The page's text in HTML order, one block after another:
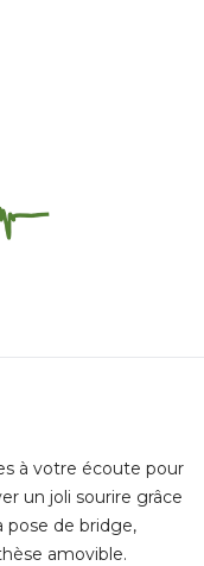
à votre écoute pour
un joli sourire grâce
pose de bridge,
amovible.